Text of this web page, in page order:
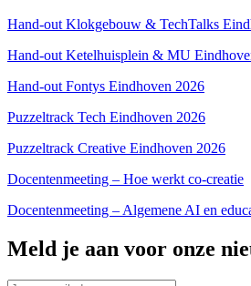
Hand-out Klokgebouw & TechTalks
Hand-out Ketelhuisplein & MU
Hand-out Fontys Eindhoven 2026
Puzzeltrack Tech Eindhoven 2026
Puzzeltrack Creative Eindhoven 2026
Docentenmeeting – Hoe werkt co-creatie
Docentenmeeting – Algemene AI en
Meld je aan voor onze